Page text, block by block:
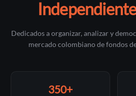
Dedicados a organizar, analizar y
mercado colombiano de fondos
350+